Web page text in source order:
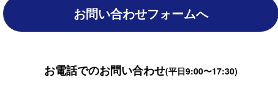
お問い合わせフォームへ
お電話でのお問い合わせ(平日9:00〜17:30)